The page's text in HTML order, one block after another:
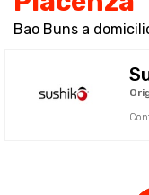
Bao Buns a